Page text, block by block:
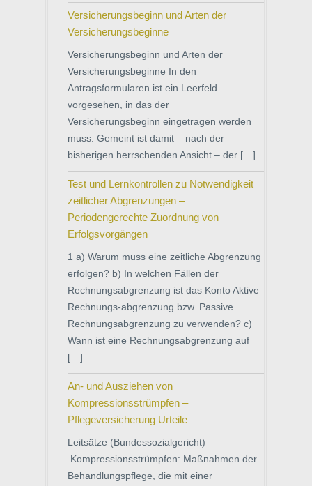
Versicherungsbeginn und Arten der
Versicherungsbeginne
Versicherungsbeginn und Arten der
Versicherungsbeginne In den
Antragsformularen ist ein Leerfeld
vorgesehen, in das der
Versicherungsbeginn eingetragen werden
muss. Gemeint ist damit – nach der
bisherigen herrschenden Ansicht – der […]
Test und Lernkontrollen zu Notwendigkeit
zeitlicher Abgrenzungen –
Periodengerechte Zuordnung von
Erfolgsvorgängen
1 a) Warum muss eine zeitliche Abgrenzung
erfolgen? b) In welchen Fällen der
Rechnungsabgrenzung ist das Konto Aktive
Rechnungs-abgrenzung bzw. Passive
Rechnungsabgrenzung zu verwenden? c)
Wann ist eine Rechnungsabgrenzung auf
[…]
An- und Ausziehen von
Kompressionsstrümpfen –
Pflegeversicherung Urteile
Leitsätze (Bundessozialgericht) –
Kompressionsstrümpfen: Maßnahmen der
Behandlungspflege, die mit einer